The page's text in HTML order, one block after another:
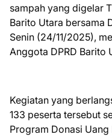
sampah yang digelar
Barito Utara bersama
Senin (24/11/2025),
Anggota DPRD Barito
Kegiatan yang
133 peserta tersebut
Program Donasi Uang